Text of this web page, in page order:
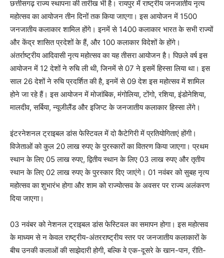
छत्तीसगढ़ राज्य स्थापना की तारीख भी है। रायपुर में राष्ट्रीय जनजातीय नृत्य
महोत्सव का आयोजन तीन दिनों तक किया जाएगा। इस आयोजन में 1500
जनजातीय कलाकार शामिल होंगे। इनमें से 1400 कलाकार भारत के सभी राज्यों
और केंद्र शासित प्रदेशों के हैं, और 100 कलाकार विदेशों के होंगे।
अंतर्राष्ट्रीय आदिवासी नृत्य महोत्सव का यह तीसरा आयोजन है। पिछले वर्ष इस
आयोजन में 12 देशों ने रुचि ली थी, जिनमें से 07 ने इसमें हिस्सा लिया था। इस
साल 26 देशों ने रुचि प्रदर्शित की है, इनमें से 09 देश इस महोत्सव में शामिल
होने जा रहे हैं। इस आयोजन में मोजांबिक, मंगोलिया, टोंगो, रशिया, इंडोनेशिया,
मालदीव, सर्बिया, न्यूजीलैंड और इजिप्ट के जनजातीय कलाकार हिस्सा लेंगे।
इंटरनेशनल ट्राइबल डांस फेस्टिवल में दो कैटेगिरी में प्रतियोगिताएं होंगी।
विजेताओं को कुल 20 लाख रुपए के पुरस्कारों का वितरण किया जाएगा। प्रथम
स्थान के लिए 05 लाख रुपए, द्वितीय स्थान के लिए 03 लाख रुपए और तृतीय
स्थान के लिए 02 लाख रुपए के पुरस्कार दिए जाएंगे। 01 नवंबर को सुबह नृत्य
महोत्सव का शुभारंभ होगा और शाम को राज्योत्सव के अवसर पर राज्य अलंकरण
दिया जाएगा।
03 नवंबर को नेशनल ट्राइबल डांस फेस्टिवल का समापन होगा। इस महोत्सव
के माध्यम से न केवल राष्ट्रीय-अंतरराष्ट्रीय स्तर पर जनजातीय कलाकारों के
बीच उनकी कलाओं की साझेदारी होगी, बल्कि वे एक-दूसरे के खान-पान, रीति-